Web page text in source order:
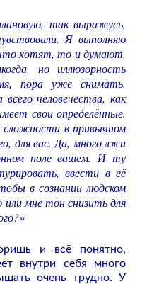
так выражусь,
Я выполняю
хотят, то и думают,
но иллюзорность
пора уже снимать.
человечества, как
свои определённые,
сложности в привычном
для вас. Да, много лжи
поле вашем. И ту
ввести в её
в сознании людском
или мне тон снизить для
и всё понятно,
внутри себя много
очень трудно. У